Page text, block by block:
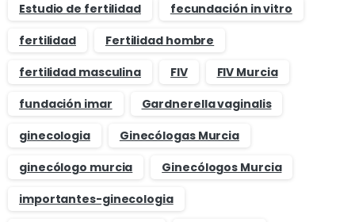
Estudio de fertilidad
fecundación in vitro
fertilidad
Fertilidad hombre
fertilidad masculina
FIV
FIV Murcia
fundación imar
Gardnerella vaginalis
ginecologia
Ginecólogas Murcia
ginecólogo murcia
Ginecólogos Murcia
importantes-ginecologia